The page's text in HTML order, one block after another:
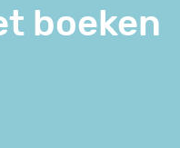
boeken